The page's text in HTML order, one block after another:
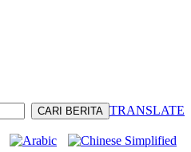
TRANSLATE